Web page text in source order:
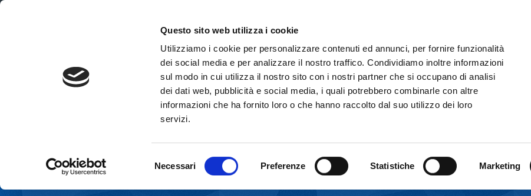
Questo sito web utilizza i cookie
Utilizziamo i cookie per personalizzare contenuti ed annunci, per fornire funzionalità
dei social media e per analizzare il nostro traffico. Condividiamo inoltre informazioni
sul modo in cui utilizza il nostro sito con i nostri partner che si occupano di analisi
dei dati web, pubblicità e social media, i quali potrebbero combinarle con altre
informazioni che ha fornito loro o che hanno raccolto dal suo utilizzo dei loro
servizi.
del
Necessari Preferenze Statistiche Marketing
IL GRUPPO ATTIVITÀ CORPORATE GOVERNANCE